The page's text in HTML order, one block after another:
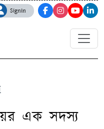
Signin
এক সদস্য